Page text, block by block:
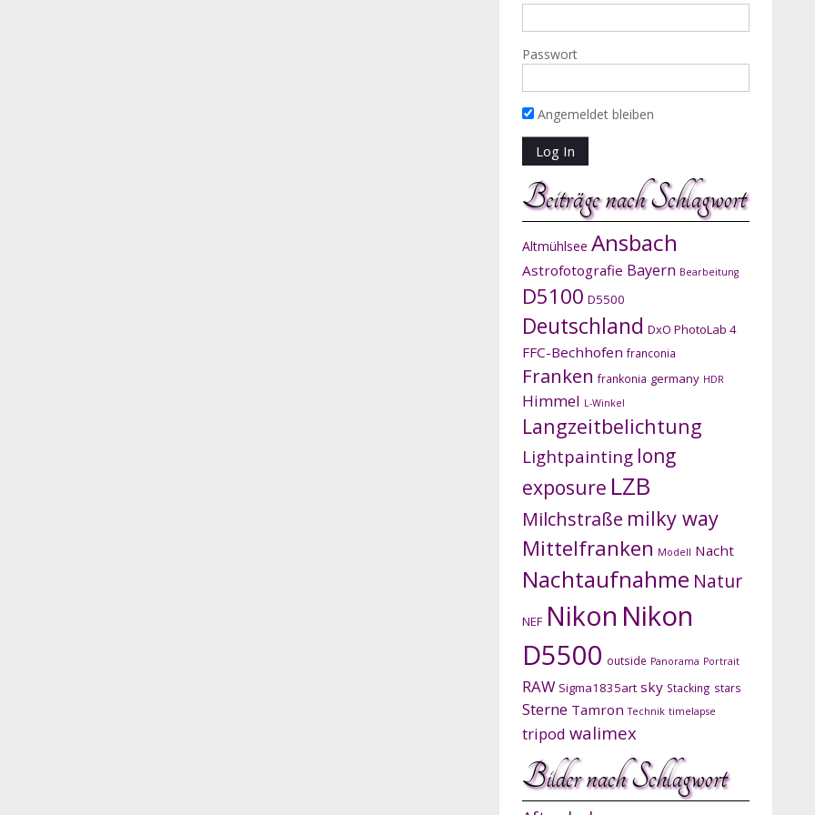
Passwort
Angemeldet bleiben
Beiträge nach Schlagwort
Altmühlsee Ansbach
Astrofotografie Bayern Bearbeitung
D5100 D5500
Deutschland DxO PhotoLab 4
FFC-Bechhofen franconia
Franken frankonia germany HDR
Himmel L-Winkel
Langzeitbelichtung
Lightpainting long
exposure LZB
Milchstraße milky way
Mittelfranken Modell Nacht
Nachtaufnahme Natur
NEF Nikon Nikon
D5500 outside Panorama Portrait
RAW Sigma1835art sky Stacking stars
Sterne Tamron Technik timelapse
tripod walimex
Bilder nach Schlagwort